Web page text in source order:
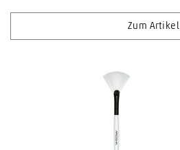
Zum Artikel